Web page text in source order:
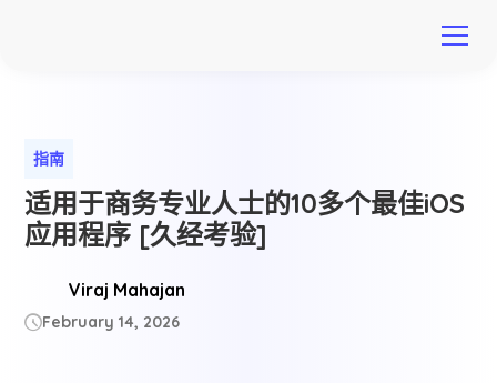
指南
适用于商务专业人士的10多个最佳iOS
应用程序 [久经考验]
Viraj Mahajan
February 14, 2026